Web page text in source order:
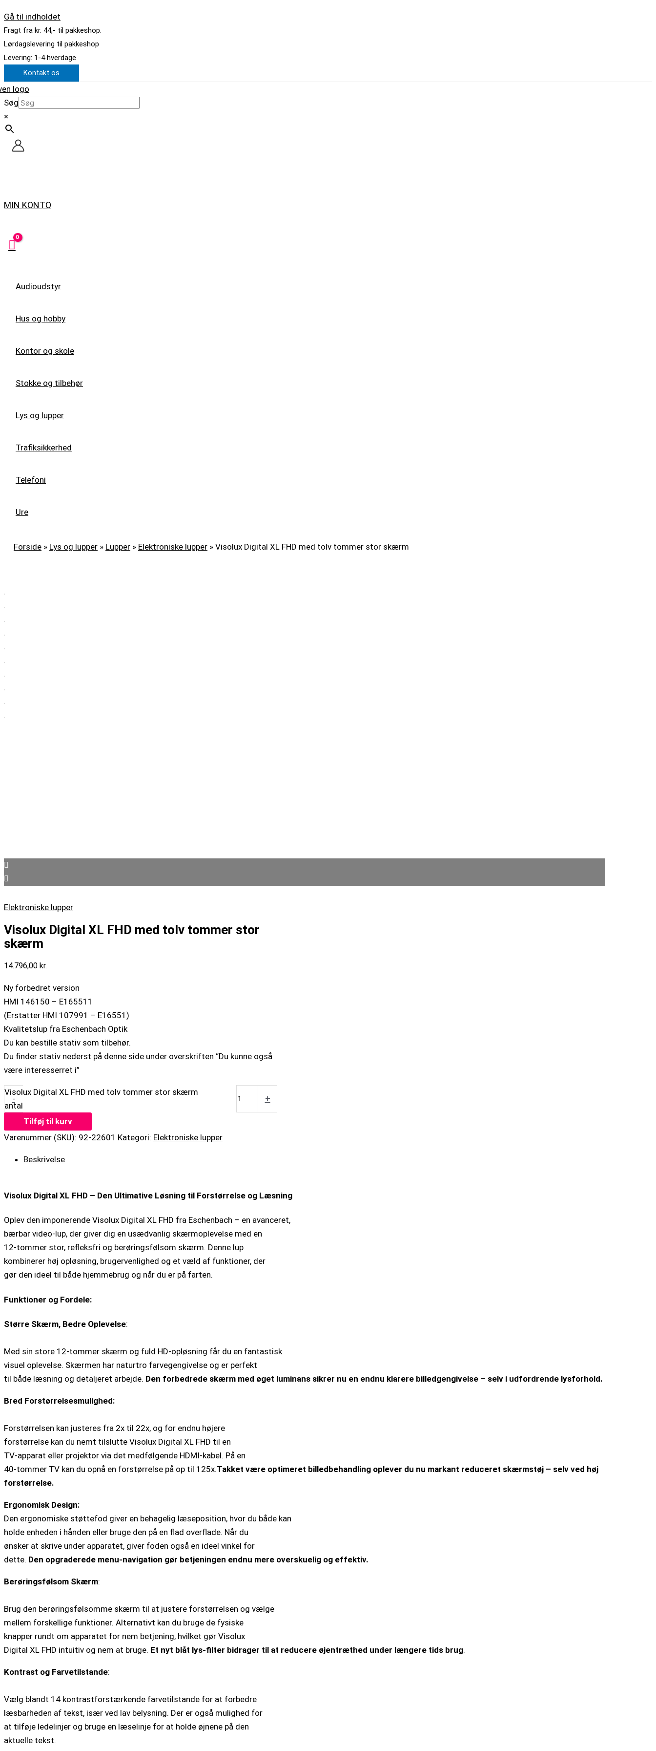
Gå til indholdet
Fragt fra kr. 44,- til pakkeshop.
Lørdagslevering til pakkeshop
Levering: 1-4 hverdage
Kontakt os
Søg
×
MIN KONTO
Audioudstyr
Hus og hobby
Kontor og skole
Stokke og tilbehør
Lys og lupper
Trafiksikkerhed
Telefoni
Ure
Forside » Lys og lupper » Lupper » Elektroniske lupper » Visolux Digital XL FHD med tolv tommer stor skærm
Elektroniske lupper
Visolux Digital XL FHD med tolv tommer stor
skærm
14.796,00 kr.
Ny forbedret version
HMI 146150 – E165511
(Erstatter HMI 107991 – E16551)
Kvalitetslup fra Eschenbach Optik
Du kan bestille stativ som tilbehør.
Du finder stativ nederst på denne side under overskriften “Du kunne også
være interesserret i”
-
Visolux Digital XL FHD med tolv tommer stor skærm
antal
+
Tilføj til kurv
Varenummer (SKU): 92-22601 Kategori: Elektroniske lupper
Beskrivelse
Visolux Digital XL FHD – Den Ultimative Løsning til Forstørrelse og Læsning
Oplev den imponerende Visolux Digital XL FHD fra Eschenbach – en avanceret,
bærbar video-lup, der giver dig en usædvanlig skærmoplevelse med en
12-tommer stor, refleksfri og berøringsfølsom skærm. Denne lup
kombinerer høj opløsning, brugervenlighed og et væld af funktioner, der
gør den ideel til både hjemmebrug og når du er på farten.
Funktioner og Fordele:
Større Skærm, Bedre Oplevelse:
Med sin store 12-tommer skærm og fuld HD-opløsning får du en fantastisk
visuel oplevelse. Skærmen har naturtro farvegengivelse og er perfekt
til både læsning og detaljeret arbejde. Den forbedrede skærm med øget luminans sikrer nu en endnu klarere billedgengivelse – selv i udfordrende lysforhold.
Bred Forstørrelsesmulighed:
Forstørrelsen kan justeres fra 2x til 22x, og for endnu højere
forstørrelse kan du nemt tilslutte Visolux Digital XL FHD til en
TV-apparat eller projektor via det medfølgende HDMI-kabel. På en
40-tommer TV kan du opnå en forstørrelse på op til 125x.Takket være optimeret billedbehandling oplever du nu markant reduceret skærmstøj – selv ved høj
forstørrelse.
Ergonomisk Design:
Den ergonomiske støttefod giver en behagelig læseposition, hvor du både kan
holde enheden i hånden eller bruge den på en flad overflade. Når du
ønsker at skrive under apparatet, giver foden også en ideel vinkel for
dette. Den opgraderede menu-navigation gør betjeningen endnu mere overskuelig og effektiv.
Berøringsfølsom Skærm:
Brug den berøringsfølsomme skærm til at justere forstørrelsen og vælge
mellem forskellige funktioner. Alternativt kan du bruge de fysiske
knapper rundt om apparatet for nem betjening, hvilket gør Visolux
Digital XL FHD intuitiv og nem at bruge. Et nyt blåt lys-filter bidrager til at reducere øjentræthed under længere tids brug.
Kontrast og Farvetilstande:
Vælg blandt 14 kontrastforstærkende farvetilstande for at forbedre
læsbarheden af tekst, især ved lav belysning. Der er også mulighed for
at tilføje ledelinjer og bruge en læselinje for at holde øjnene på den
aktuelle tekst.